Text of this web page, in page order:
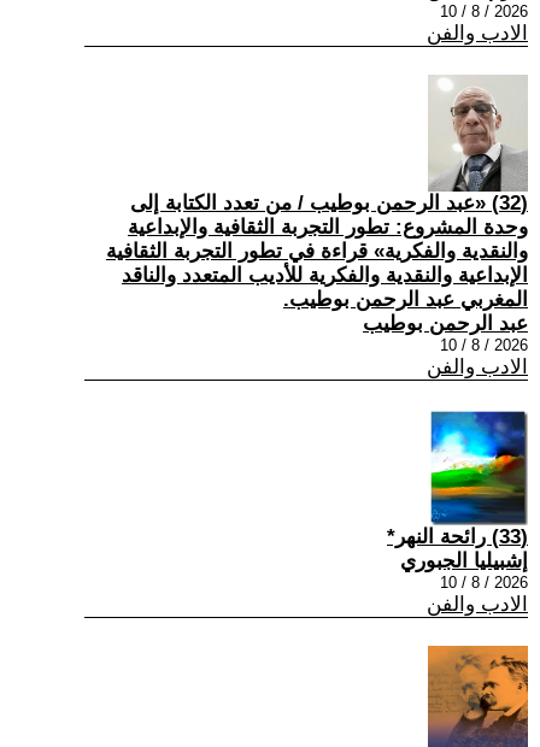
2026 / 8 / 10
الادب والفن
(32) «عبد الرحمن بوطيب / من تعدد الكتابة إلى
وحدة المشروع: تطور التجربة الثقافية والإبداعية
والنقدية والفكرية» قراءة في تطور التجربة الثقافية
الإبداعية والنقدية والفكرية للأديب المتعدد والناقد
المغربي عبد الرحمن بوطيب.
عبد الرحمن بوطيب
2026 / 8 / 10
الادب والفن
(33) رائحة النهر*
إشبيليا الجبوري
2026 / 8 / 10
الادب والفن